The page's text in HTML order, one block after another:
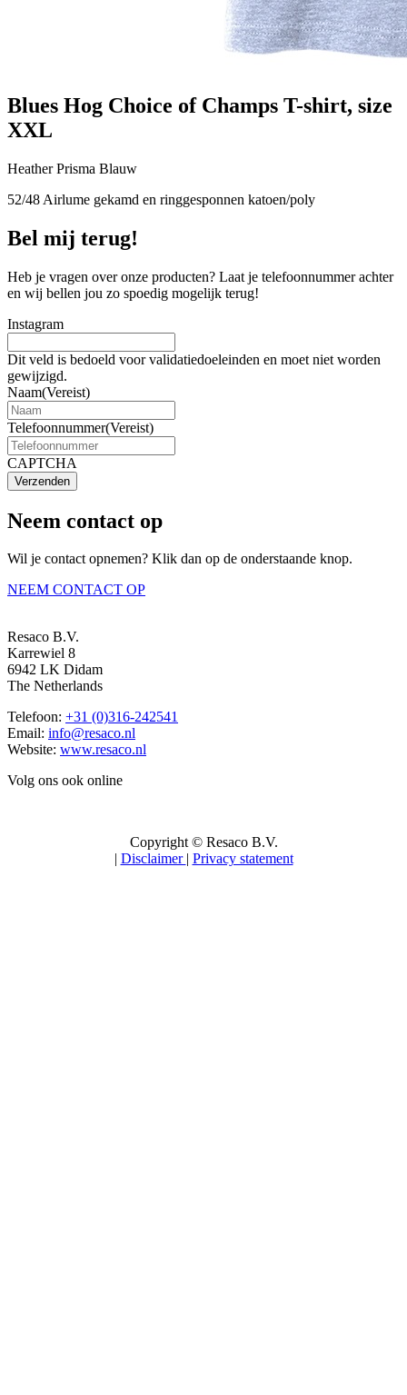
Blues Hog Choice of Champs T-shirt, size
XXL
Heather Prisma Blauw
52/48 Airlume gekamd en ringgesponnen katoen/poly
Bel mij terug!
Heb je vragen over onze producten? Laat je telefoonnummer achter
en wij bellen jou zo spoedig mogelijk terug!
Instagram
Dit veld is bedoeld voor validatiedoeleinden en moet niet worden
gewijzigd.
Naam(Vereist)
Telefoonnummer(Vereist)
CAPTCHA
Verzenden
Neem contact op
Wil je contact opnemen? Klik dan op de onderstaande knop.
NEEM CONTACT OP
Resaco B.V.
Karrewiel 8
6942 LK Didam
The Netherlands
Telefoon: +31 (0)316-242541
Email: info@resaco.nl
Website: www.resaco.nl
Volg ons ook online
Copyright © Resaco B.V.
| Disclaimer | Privacy statement